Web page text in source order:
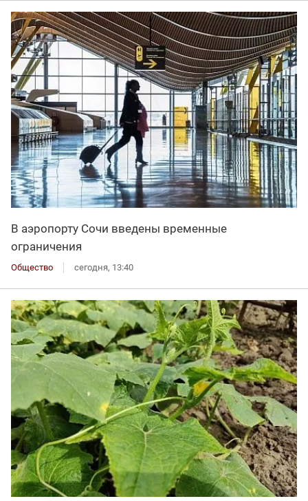
В аэропорту Сочи введены временные
ограничения
Общество сегодня, 13:40